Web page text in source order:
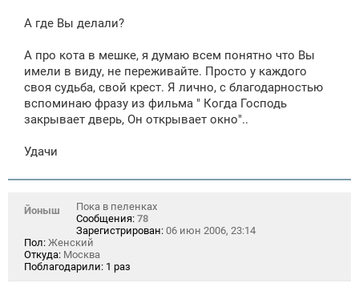
А где Вы делали?
А про кота в мешке, я думаю всем понятно что Вы
имели в виду, не переживайте. Просто у каждого
своя судьба, свой крест. Я лично, с благодарностью
вспоминаю фразу из фильма " Когда Господь
закрывает дверь, Он открывает окно"..
Удачи
Йоныш
Пока в пеленках
Сообщения: 78
Зарегистрирован: 06 июн 2006, 23:14
Пол: Женский
Откуда: Москва
Поблагодарили: 1 раз